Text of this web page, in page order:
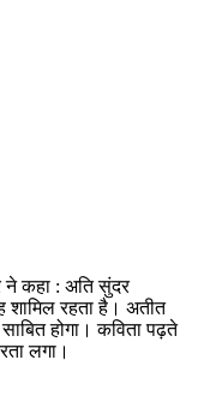
ने कहा : अति सुंदर
शामिल रहता है। अतीत
होगा। कविता पढ़ते
लगा।